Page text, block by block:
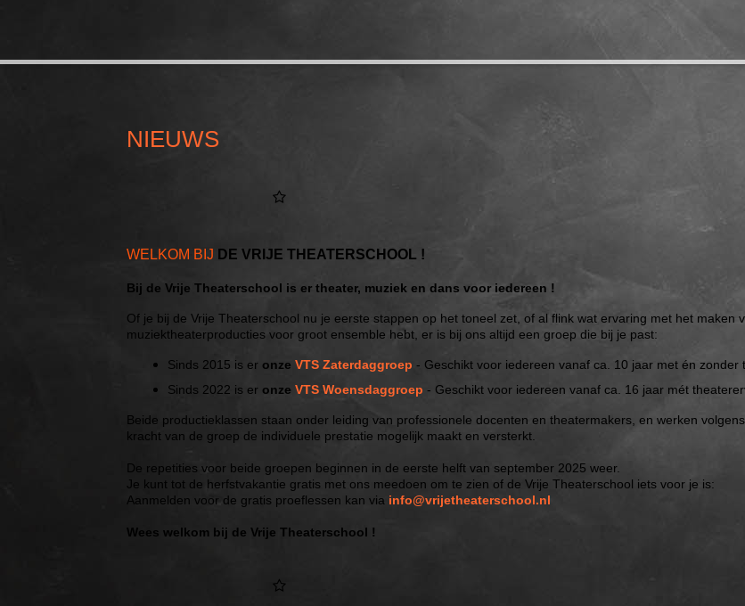
NIEUWS
WELKOM BIJ DE VRIJE THEATERSCHOOL !
Bij de Vrije Theaterschool is er theater, muziek en dans voor iedereen !
Of je bij de Vrije Theaterschool nu je eerste stappen op het toneel zet, of al flink wat ervaring met het maken
muziektheaterproducties voor groot ensemble hebt, er is bij ons altijd een groep die bij je past:
Sinds 2015 is er onze VTS Zaterdaggroep - Geschikt voor iedereen vanaf ca. 10 jaar met én zonder
Sinds 2022 is er onze VTS Woensdaggroep - Geschikt voor iedereen vanaf ca. 16 jaar mét
Beide productieklassen staan onder leiding van professionele docenten en theatermakers, en werken
kracht van de groep de individuele prestatie mogelijk maakt en versterkt.
De repetities voor beide groepen beginnen in de eerste helft van september 2025 weer.
Je kunt tot de herfstvakantie gratis met ons meedoen om te zien of de Vrije Theaterschool iets voor je is:
Aanmelden voor de gratis proeflessen kan via info@vrijetheaterschool.nl
Wees welkom bij de Vrije Theaterschool !